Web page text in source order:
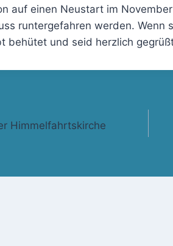
auf einen Neustart im
runtergefahren werden. Wenn
behütet und seid herzlich
Himmelfahrtskirche